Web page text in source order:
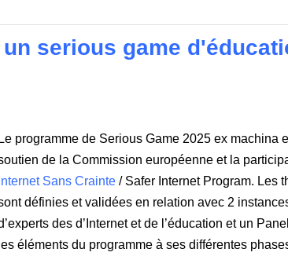
serious game
Le programme de Serious Game 2025 ex
de la Commission européenne et la
Internet Sans Crainte / Safer Internet Program. Les
définies et validées en relation avec 2
des d’Internet et de l’éducation et un
les éléments du programme à ses différentes